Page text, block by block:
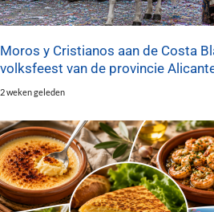
Moros y Cristianos aan de Costa
volksfeest van de provincie
2 weken geleden